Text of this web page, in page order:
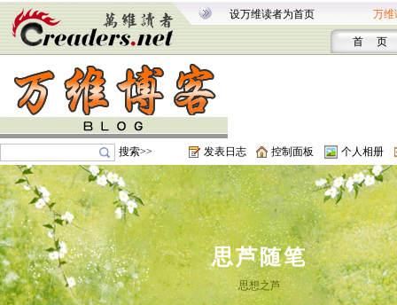
设万维读者为首页 万维
首 页
搜索>> 发表日志 控制面板 个人相册
思芦随笔
思想之芦